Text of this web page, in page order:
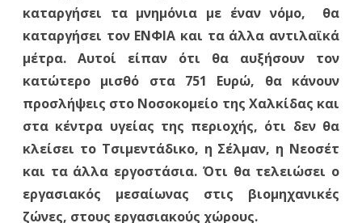
καταργήσει τα μνημόνια με έναν νόμο, θα
καταργήσει τον ΕΝΦΙΑ και τα άλλα αντιλαϊκά
μέτρα. Αυτοί είπαν ότι θα αυξήσουν τον
κατώτερο μισθό στα 751 Ευρώ, θα κάνουν
προσλήψεις στο Νοσοκομείο της Χαλκίδας και
στα κέντρα υγείας της περιοχής, ότι δεν θα
κλείσει το Τσιμεντάδικο, η Σέλμαν, η Νεοσέτ
και τα άλλα εργοστάσια. Ότι θα τελειώσει ο
εργασιακός μεσαίωνας στις βιομηχανικές
ζώνες, στους εργασιακούς χώρους.